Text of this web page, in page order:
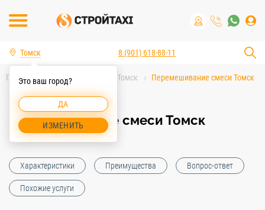
Томск
Это ваш город?
ДА
ИЗМЕНИТЬ
8 (901) 618-88-11
Главная Услуги спецтехники Томск Перемешивание смеси Томск
Перемешивание смеси Томск
Характеристики Преимущества Вопрос-ответ
Похожие услуги